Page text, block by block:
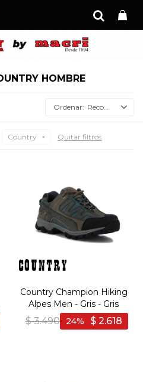
HOMBRE
Recomendados
Country Quitar filtros
Country Champion Hiking
Alpes Men - Gris - Gris
$ 3.490 $ 2.618
24